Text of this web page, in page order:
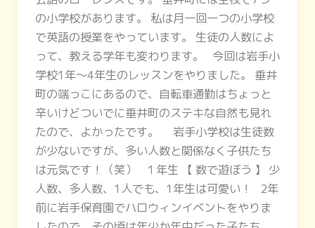
の小学校があります。 私は月一回一つの小学校
で英語の授業をやっています。 生徒の人数によ
って、教える学年も変わります。 今回は岩手小
学校1年～4年生のレッスンをやりました。 垂井
町の端っこにあるので、自転車通勤はちょっと
辛いけどついでに垂井町のステキな自然も見れ
たので、よかったです。 岩手小学校は生徒数
が少ないですが、多い人数と関係なく子供たち
は元気です！（笑） １年生 【 数で遊ぼう 】 少
人数、多人数、1人でも、1年生は可愛い！ 2年
前に岩手保育園でハロウィンイベントをやりま